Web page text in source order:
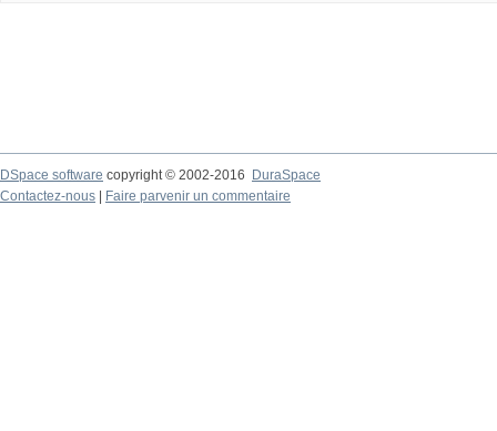
DSpace software copyright © 2002-2016
DuraSpace
Contactez-nous
Faire parvenir un commentaire